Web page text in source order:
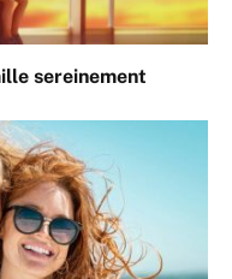
sereinement